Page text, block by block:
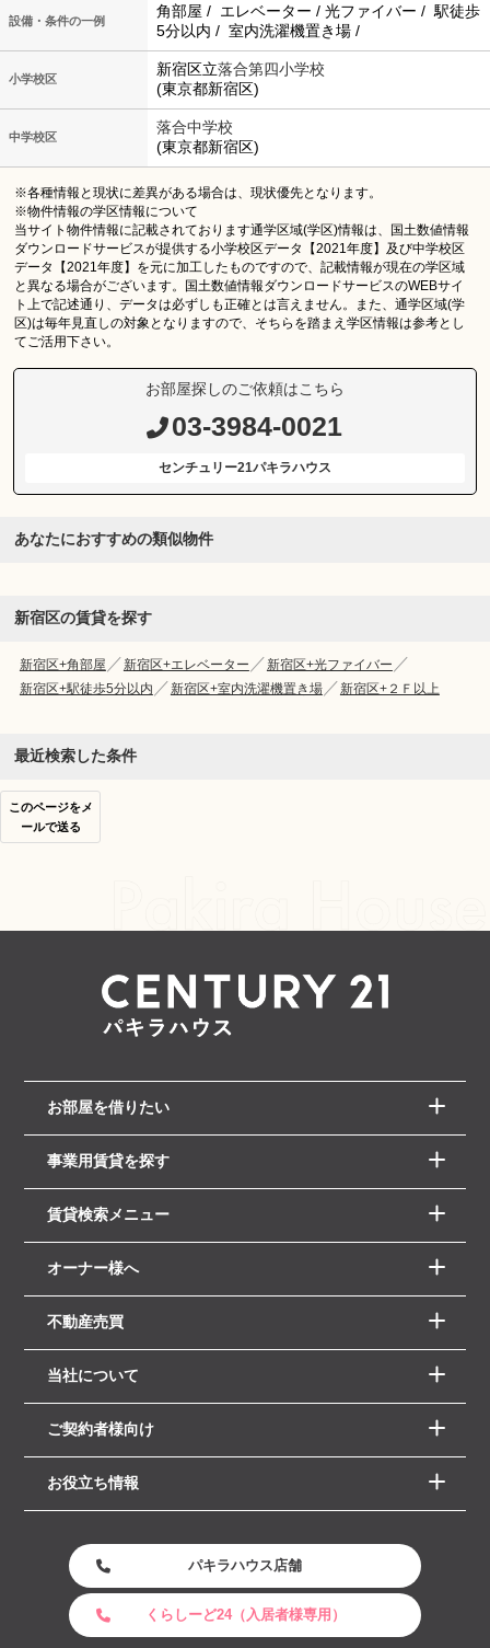
設備・条件の一例
角部屋 / エレベーター / 光ファイバー / 駅徒歩
5分以内 / 室内洗濯機置き場 /
小学校区
新宿区立落合第四小学校
(東京都新宿区)
中学校区
落合中学校
(東京都新宿区)
※各種情報と現状に差異がある場合は、現状優先となります。
※物件情報の学区情報について
当サイト物件情報に記載されております通学区域(学区)情報は、国土数値情報
ダウンロードサービスが提供する小学校区データ【2021年度】及び中学校区
データ【2021年度】を元に加工したものですので、記載情報が現在の学区域
と異なる場合がございます。国土数値情報ダウンロードサービスのWEBサイ
ト上で記述通り、データは必ずしも正確とは言えません。また、通学区域(学
区)は毎年見直しの対象となりますので、そちらを踏まえ学区情報は参考とし
てご活用下さい。
お部屋探しのご依頼はこちら
03-3984-0021
センチュリー21パキラハウス
あなたにおすすめの類似物件
新宿区の賃貸を探す
新宿区+角部屋 新宿区+エレベーター
新宿区+光ファイバー
新宿区+駅徒歩5分以内
新宿区+室内洗濯機置き場 新宿区+２Ｆ以上
最近検索した条件
このページをメ
ールで送る
お部屋を借りたい
事業用賃貸を探す
賃貸検索メニュー
オーナー様へ
不動産売買
当社について
ご契約者様向け
お役立ち情報
パキラハウス店舗
くらしーど24（入居者様専用）